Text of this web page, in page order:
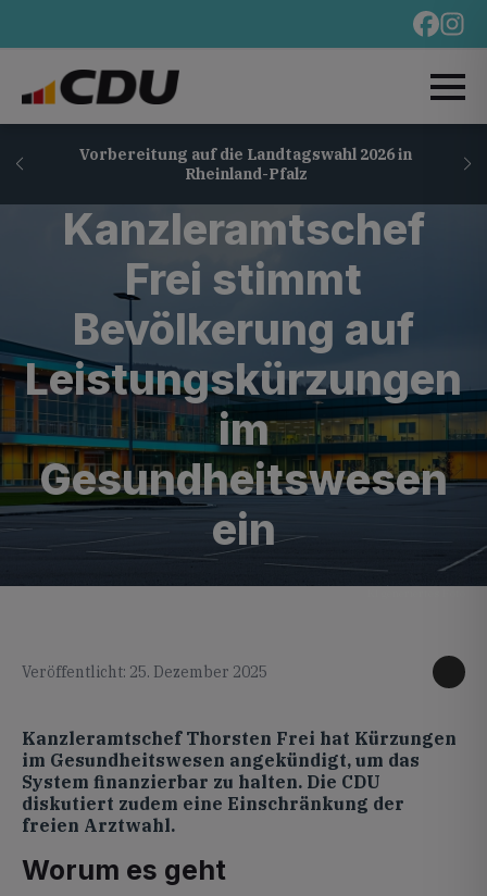
Vorbereitung auf die Landtagswahl 2026 in
Rheinland-Pfalz
Kanzleramtschef
Frei stimmt
Bevölkerung auf
Leistungskürzungen
im
Gesundheitswesen
ein
Veröffentlicht: 25. Dezember 2025
Kanzleramtschef Thorsten Frei hat Kürzungen
im Gesundheitswesen angekündigt, um das
System finanzierbar zu halten. Die CDU
diskutiert zudem eine Einschränkung der
freien Arztwahl.
Worum es geht